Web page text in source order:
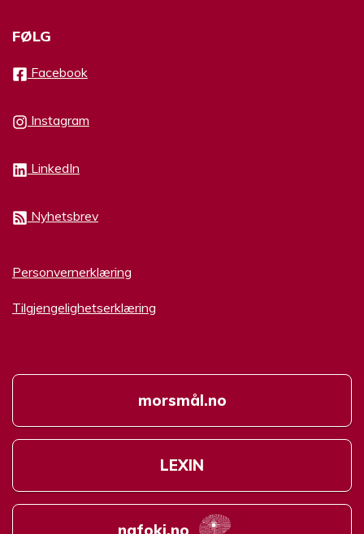
FØLG
Facebook
Instagram
LinkedIn
Nyhetsbrev
Personvernerklæring
Tilgjengelighetserklæring
morsmål.no
LEXIN